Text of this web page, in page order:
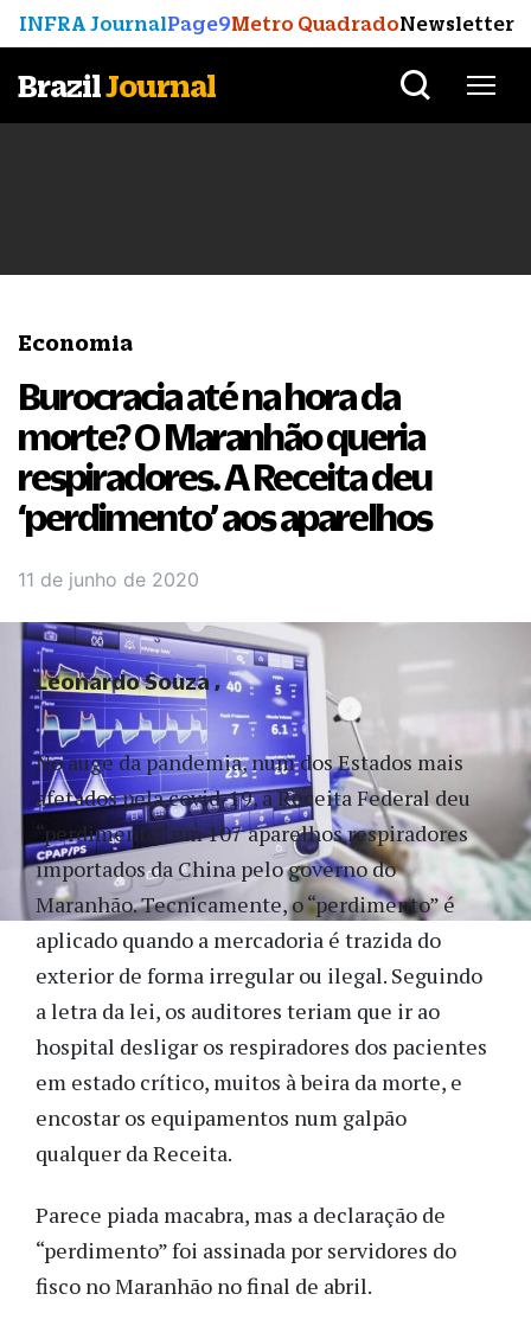
INFRA JournalPage9Metro QuadradoNewsletter
BrazilJournal
Economia
Burocracia até na hora da
morte? O Maranhão queria
respiradores. A Receita deu
‘perdimento’ aos aparelhos
11 de junho de 2020
No auge da pandemia, num dos Estados mais
afetados pela covid-19, a Receita Federal deu
“perdimento” em 107 aparelhos respiradores
importados da China pelo governo do
Maranhão. Tecnicamente, o “perdimento” é
aplicado quando a mercadoria é trazida do
exterior de forma irregular ou ilegal. Seguindo
a letra da lei, os auditores teriam que ir ao
hospital desligar os respiradores dos pacientes
em estado crítico, muitos à beira da morte, e
encostar os equipamentos num galpão
qualquer da Receita.
Parece piada macabra, mas a declaração de
“perdimento” foi assinada por servidores do
fisco no Maranhão no final de abril.
Leonardo Souza